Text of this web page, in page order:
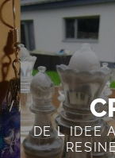
Skip
to
content
DE L IDEE